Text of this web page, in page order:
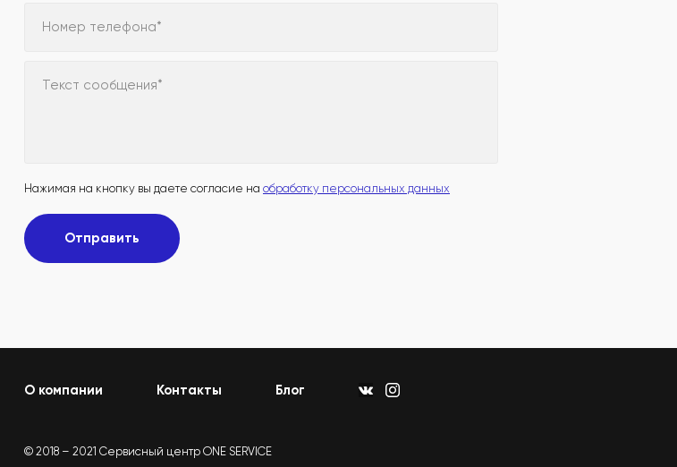
Номер телефона*
Текст сообщения*
Нажимая на кнопку вы даете согласие на обработку персональных данных
Отправить
О компании Контакты Блог
© 2018 – 2021 Сервисный центр ONE SERVICE